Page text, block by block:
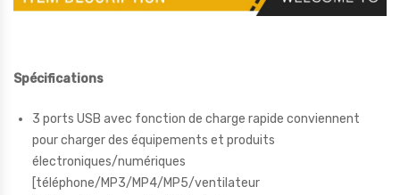
Spécifications
3 ports USB avec fonction de charge rapide conviennent
pour charger des équipements et produits
électroniques/numériques
[téléphone/MP3/MP4/MP5/ventilateur